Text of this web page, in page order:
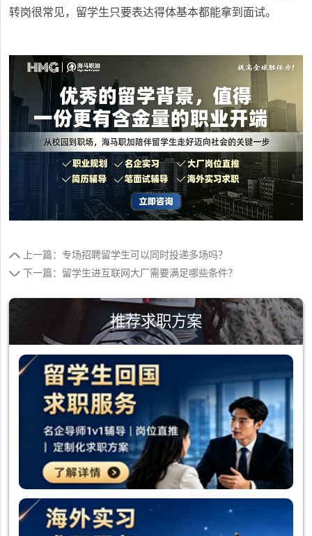
转岗很常见，留学生只要表达得体基本都能拿到面试。
上一篇：专场招聘留学生可以同时投递多场吗？
下一篇：留学生进互联网大厂需要满足哪些条件？
推荐求职方案